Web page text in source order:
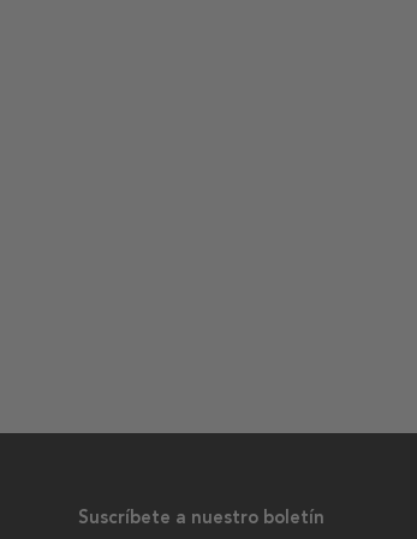
Suscríbete a nuestro boletín